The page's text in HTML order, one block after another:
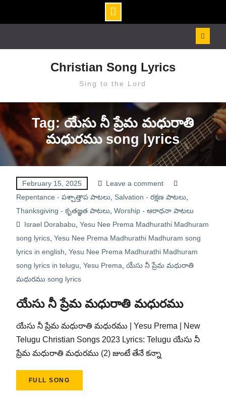
Christian Song Lyrics
Sing to the Lord
Tag: యేసు నీ ప్రేమ మధురాతి
మధురము song lyrics
February 15, 2025
Leave a comment
Repentance - పశ్చాత్తాప పాటలు, Salvation - రక్షణ పాటలు,
Thanksgiving - కృతజ్ఞత పాటలు, Worship - ఆరాధనా పాటలు
Israel Dorababu Yesu Nee Prema Madhurathi Madhuram
song lyrics, Yesu Nee Prema Madhurathi Madhuram song
lyrics in english Yesu Nee Prema Madhurathi Madhuram
song lyrics in telugu Yesu Prema యేసు నీ ప్రేమ మధురాతి
మధురము song lyrics
యేసు నీ ప్రేమ మధురాతి మధురము
యేసు నీ ప్రేమ మధురాతి మధురము | Yesu Prema | New
Telugu Christian Songs 2023 Lyrics: Telugu యేసు నీ
ప్రేమ మధురాతి మధురము (2) జుంటే తేనే కన్నా
FULL SONG